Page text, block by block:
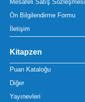
Mesafeli Satış Sözleşmesi
Ön Bilgilendirme Formu
İletişim
Kitapzen
Puan Kataloğu
Diğer
Yayınevleri